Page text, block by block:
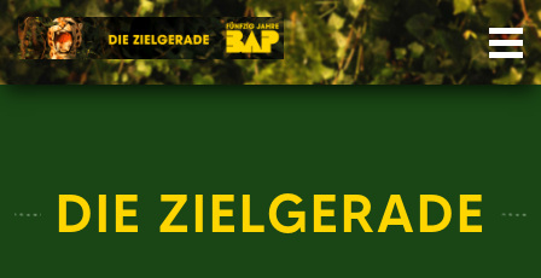
Skip
to
content
DIE ZIELGERADE